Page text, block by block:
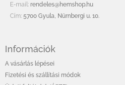
E-mail: rendeles@hemshop.hu
Cím: 5700 Gyula, Nürnbergi u. 10.
Információk
A vásárlás lépései
Fizetési és szállítási módok